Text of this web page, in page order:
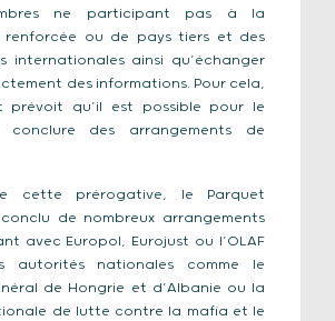
ne participant pas à la
renforcée ou de pays tiers et des
internationales ainsi qu’échanger
des informations. Pour cela,
prévoit qu’il est possible pour le
conclure des arrangements de
cette prérogative, le Parquet
de nombreux arrangements
avec Europol, Eurojust ou l’OLAF
autorités nationales comme le
de Hongrie et d’Albanie ou la
de lutte contre la mafia et le